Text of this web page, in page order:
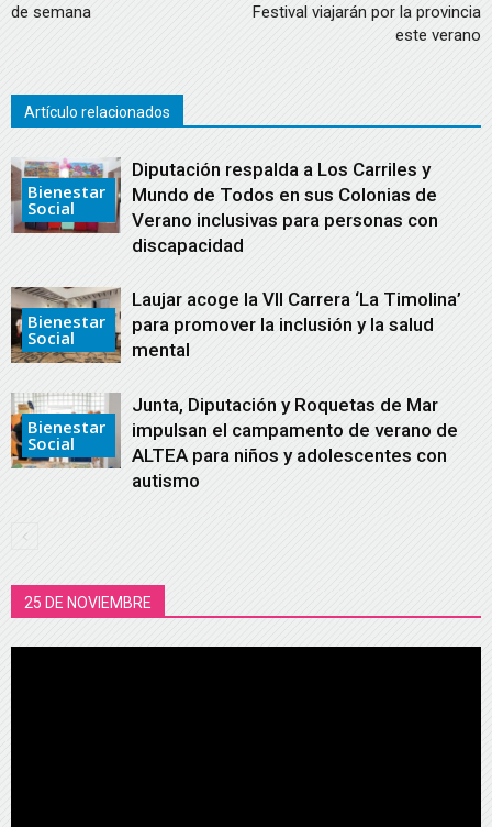
de semana
Festival viajarán por la provincia
este verano
Artículo relacionados
Bienestar
Social
Diputación respalda a Los Carriles y
Mundo de Todos en sus Colonias de
Verano inclusivas para personas con
discapacidad
Bienestar
Social
Laujar acoge la VII Carrera ‘La Timolina’
para promover la inclusión y la salud
mental
Bienestar
Social
Junta, Diputación y Roquetas de Mar
impulsan el campamento de verano de
ALTEA para niños y adolescentes con
autismo
25 DE NOVIEMBRE